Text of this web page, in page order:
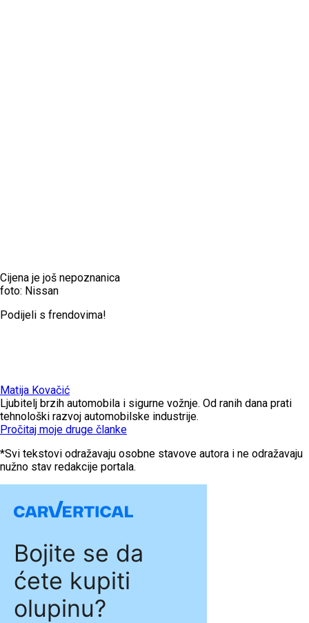
Cijena je još nepoznanica
foto: Nissan
Podijeli s frendovima!
Matija Kovačić
Ljubitelj brzih automobila i sigurne vožnje. Od ranih dana prati
tehnološki razvoj automobilske industrije.
Pročitaj moje druge članke
*Svi tekstovi odražavaju osobne stavove autora i ne odražavaju
nužno stav redakcije portala.